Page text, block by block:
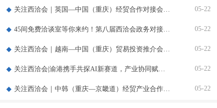
05-22
05-22
05-22
05-22
05-22